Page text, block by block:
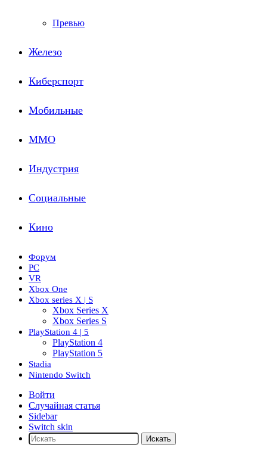
Превью
Железо
Киберспорт
Мобильные
ММО
Индустрия
Социальные
Кино
Форум
PC
VR
Xbox One
Xbox series X | S
Xbox Series X
Xbox Series S
PlayStation 4 | 5
PlayStation 4
PlayStation 5
Stadia
Nintendo Switch
Войти
Случайная статья
Sidebar
Switch skin
Искать